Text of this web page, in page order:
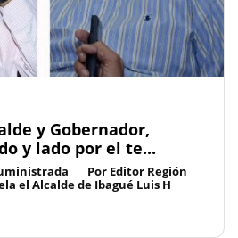
y Gobernador,
y lado por el te...
Por Editor Región
el Alcalde de Ibagué Luis H